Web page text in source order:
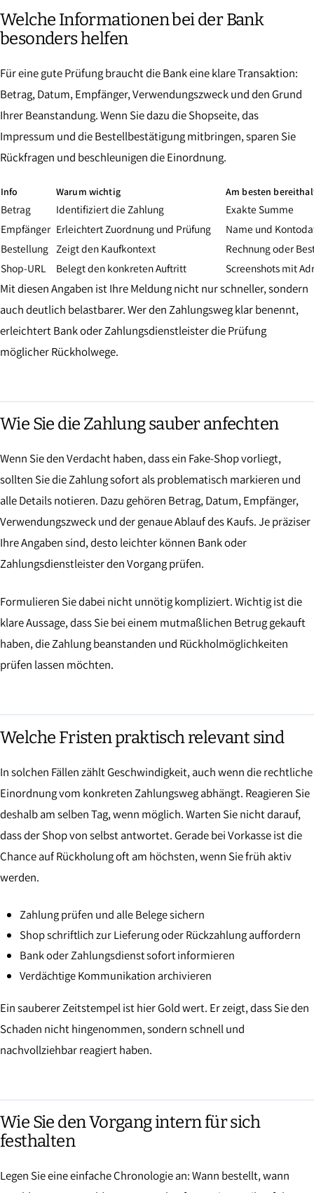
Welche Informationen bei der Bank
besonders helfen
Für eine gute Prüfung braucht die Bank eine klare Transaktion:
Betrag, Datum, Empfänger, Verwendungszweck und den Grund
Ihrer Beanstandung. Wenn Sie dazu die Shopseite, das
Impressum und die Bestellbestätigung mitbringen, sparen Sie
Rückfragen und beschleunigen die Einordnung.
Info Warum wichtig Am besten
Betrag Identifiziert die Zahlung
Exakte Summe
Empfänger Erleichtert Zuordnung und Prüfung
Name und
Bestellung Zeigt den Kaufkontext
Rechnung oder
Shop-URL
Belegt den konkreten Auftritt Screenshots mit
Mit diesen Angaben ist Ihre Meldung nicht nur schneller, sondern
auch deutlich belastbarer. Wer den Zahlungsweg klar benennt,
erleichtert Bank oder Zahlungsdienstleister die Prüfung
möglicher Rückholwege.
Wie Sie die Zahlung sauber anfechten
Wenn Sie den Verdacht haben, dass ein Fake-Shop vorliegt,
sollten Sie die Zahlung sofort als problematisch markieren und
alle Details notieren. Dazu gehören Betrag, Datum, Empfänger,
Verwendungszweck und der genaue Ablauf des Kaufs. Je präziser
Ihre Angaben sind, desto leichter können Bank oder
Zahlungsdienstleister den Vorgang prüfen.
Formulieren Sie dabei nicht unnötig kompliziert. Wichtig ist die
klare Aussage, dass Sie bei einem mutmaßlichen Betrug gekauft
haben, die Zahlung beanstanden und Rückholmöglichkeiten
prüfen lassen möchten.
Welche Fristen praktisch relevant sind
In solchen Fällen zählt Geschwindigkeit, auch wenn die rechtliche
Einordnung vom konkreten Zahlungsweg abhängt. Reagieren Sie
deshalb am selben Tag, wenn möglich. Warten Sie nicht darauf,
dass der Shop von selbst antwortet. Gerade bei Vorkasse ist die
Chance auf Rückholung oft am höchsten, wenn Sie früh aktiv
werden.
Zahlung prüfen und alle Belege sichern
Shop schriftlich zur Lieferung oder Rückzahlung auffordern
Bank oder Zahlungsdienst sofort informieren
Verdächtige Kommunikation archivieren
Ein sauberer Zeitstempel ist hier Gold wert. Er zeigt, dass Sie den
Schaden nicht hingenommen, sondern schnell und
nachvollziehbar reagiert haben.
Wie Sie den Vorgang intern für sich
festhalten
Legen Sie eine einfache Chronologie an: Wann bestellt, wann